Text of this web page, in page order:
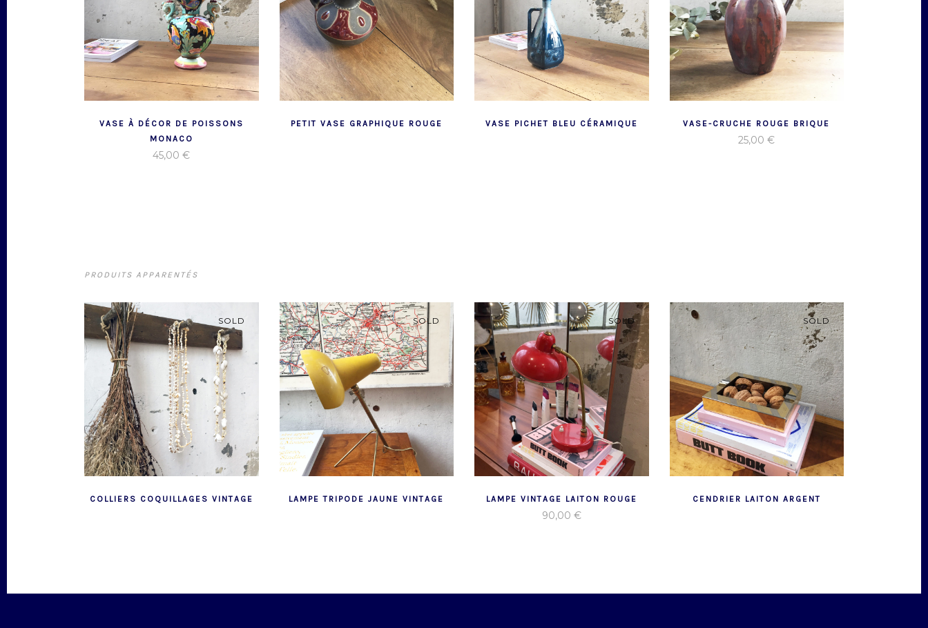
VASE À DÉCOR DE POISSONS
MONACO
45,00€
PETIT VASE GRAPHIQUE ROUGE VASE PICHET BLEU CÉRAMIQUE VASE-CRUCHE ROUGE BRIQUE
25,00€
PRODUITS APPARENTÉS
SOLD
COLLIERS COQUILLAGES VINTAGE
SOLD
LAMPE TRIPODE JAUNE VINTAGE
SOLD
LAMPE VINTAGE LAITON ROUGE
90,00 €
SOLD
CENDRIER LAITON ARGENT